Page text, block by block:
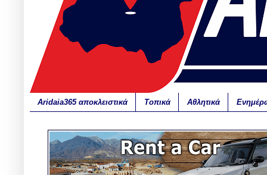
Aridaia365 αποκλειστικά Τοπικά Αθλητικά